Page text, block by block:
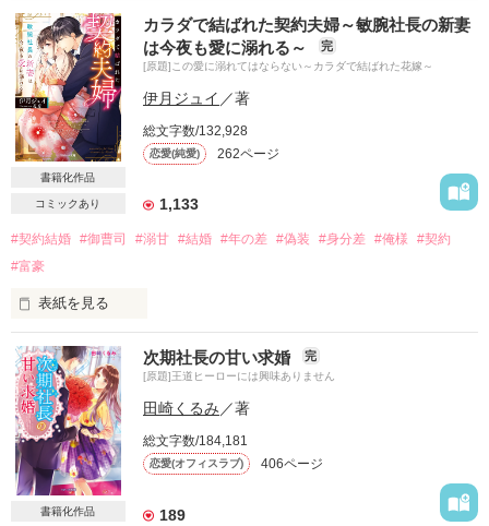
「あなたのことも、
あなたが大切に思うものも、
俺が盾になって守りたい」
頑張ってもうまくいかずもがく私に
手を差し伸べてくれたのは
大手アパレルメーカー『ブランピュール』の
社長兼トップデザイナー・一ノ瀬 翔。
「我慢なんてしないで泣けばいい」
――恋の糸が、絡まりはじめた。
ベリーズ文庫として書籍化。
試し読みになっております。
書籍化作品
コミックあり
カラダで結ばれた契約夫婦～敏腕社長の新妻
は今夜も愛に溺れる～
完
[原題]この愛に溺れてはならない～カラダで結ばれた花嫁～
伊月ジュイ ／著
総文字数/132,928
恋愛(純愛) 262ページ
1,133
#契約結婚 #御曹司 #溺甘 #結婚 #年の差 #偽装 #身分差 #俺様
#契約
#富豪
表紙を見る
――俺と結婚してくれ。愛はいらない――
横暴なプロポーズと身体の契約。
甘く絆された一夜の果てに、愛を禁じられた花嫁は。
――身体に溺れるのはかまわないが、心までは溺れないでくれ
よ――
書籍化作品
次期社長の甘い求婚 完
[原題]王道ヒーローには興味ありません
田崎くるみ／著
総文字数/184,181
恋愛(オフィスラブ) 406ページ
189